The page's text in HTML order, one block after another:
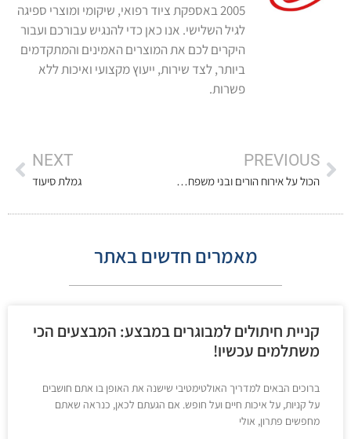
2005 באספקת ציוד רפואי, שיקומי ומוצרי ספיגה
לגיל השלישי. אנו כאן כדי להנגיש עבורכם ועבור
היקרים לכם את המוצרים האמינים והמתקדמים
ביותר, לצד שירות, ייעוץ מקצועי ואיכות ללא
פשרות.
PREVIOUS
הכול על אירוח הורים ובני משפחה בערב ראש השנה החדשה
NEXT
גמלת סיעוד
מאמרים חדשים באתר
קניית חיתולים למבוגרים במבצע: המבצעים הכי
משתלמים עכשיו!
ברוכים הבאים למדריך האולטימטיבי שישנה את האופן בו אתם חושבים
על קניות, על איכות חיים ועל חופש. אם הגעתם לכאן, כנראה שאתם
מחפשים פתרון, אולי